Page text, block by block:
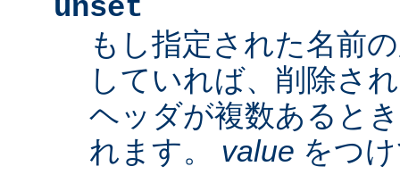
unset
もし指定された名前
していれば、削除さ
ヘッダが複数あると
れます。 value をつ